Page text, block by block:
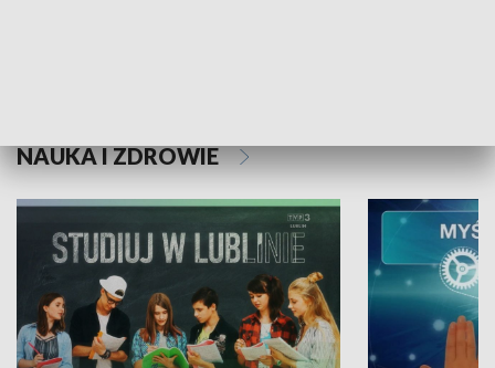
NAUKA I ZDROWIE